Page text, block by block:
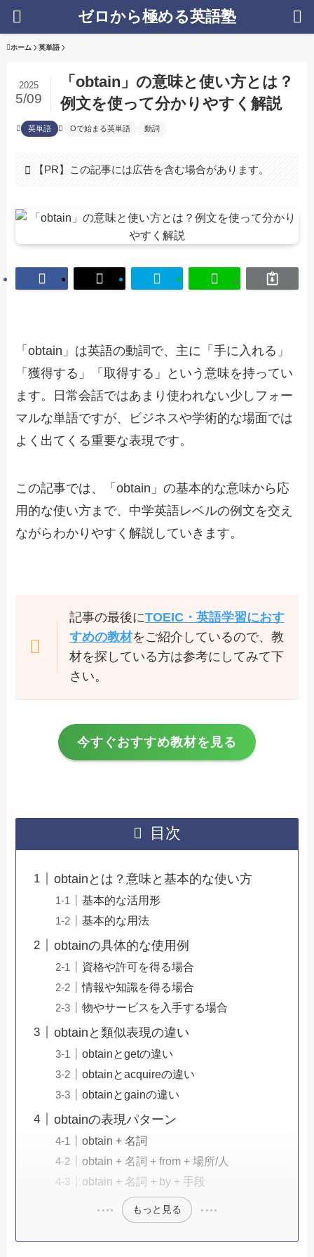
ゼロから極める英語塾
ホーム 英単語
「obtain」の意味と使い方とは？
例文を使って分かりやすく解説
2025
5/09
英単語 Oで始まる英単語 動詞
【PR】この記事には広告を含む場合があります。
「obtain」は英語の動詞で、主に「手に入れる」
「獲得する」「取得する」という意味を持ってい
ます。日常会話ではあまり使われない少しフォー
マルな単語ですが、ビジネスや学術的な場面では
よく出てくる重要な表現です。
この記事では、「obtain」の基本的な意味から応
用的な使い方まで、中学英語レベルの例文を交え
ながらわかりやすく解説していきます。
記事の最後にTOEIC・英語学習におす
すめの教材をご紹介しているので、教
材を探している方は参考にしてみて下
さい。
今すぐおすすめ教材を見る
目次
obtainとは？意味と基本的な使い方
基本的な活用形
基本的な用法
obtainの具体的な使用例
資格や許可を得る場合
情報や知識を得る場合
物やサービスを入手する場合
obtainと類似表現の違い
obtainとgetの違い
obtainとacquireの違い
obtainとgainの違い
obtainの表現パターン
obtain + 名詞
obtain + 名詞 + from + 場所/人
obtain + 名詞 + by + 手段
もっと見る